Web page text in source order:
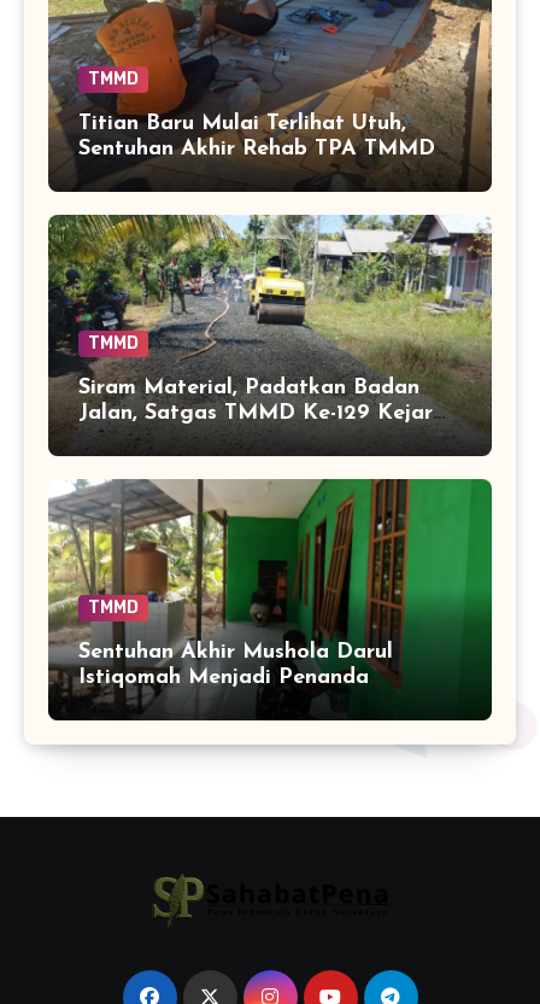
TMMD
Titian Baru Mulai Terlihat Utuh,
Sentuhan Akhir Rehab TPA TMMD
Perkuat Akses Warga di Tamban
Bangun
TMMD
Siram Material, Padatkan Badan
Jalan, Satgas TMMD Ke-129 Kejar
Kualitas Akses Desa Tamban
Bangun
TMMD
Sentuhan Akhir Mushola Darul
Istiqomah Menjadi Penanda
Hadirnya Ruang Ibadah yang Lebih